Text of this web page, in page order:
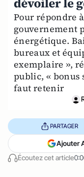
Pour répondre
gouvernement
énergétique.
bureaux et
exemplaire »,
public, « bonus
faut retenir
Écoutez cet article
PARTAGER
Ajouter